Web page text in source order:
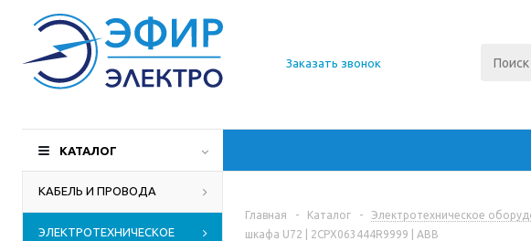
О компании
Доставка
Производители
Контакты
Заказать звонок
КАТАЛОГ
КАБЕЛЬ И ПРОВОДА
ЭЛЕКТРОТЕХНИЧЕСКОЕ
Главная - Каталог - Электротехническое
шкафа U72 | 2CPX063444R9999 | ABB